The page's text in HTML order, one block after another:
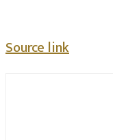
Source link